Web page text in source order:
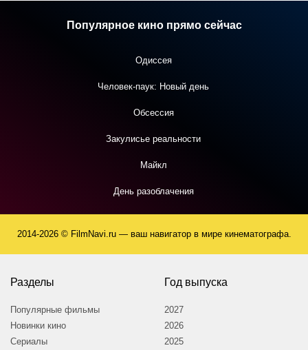
Популярное кино прямо сейчас
Одиссея
Человек-паук: Новый день
Обсессия
Закулисье реальности
Майкл
День разоблачения
2014-2026 © FilmNavi.ru — ваш навигатор в мире кинематографа.
Разделы
Популярные фильмы
Новинки кино
Сериалы
Год выпуска
2027
2026
2025